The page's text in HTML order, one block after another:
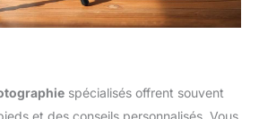
spécialisés offrent souvent